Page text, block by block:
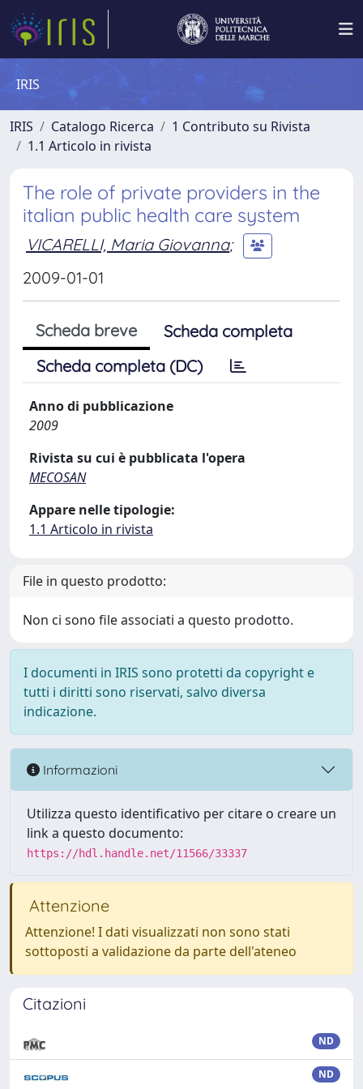
IRIS
IRIS Catalogo Ricerca
1 Contributo su Rivista
1.1 Articolo in rivista
The role of private providers in the
italian public health care system
VICARELLI, Maria Giovanna;
2009-01-01
Scheda breve
Scheda completa
Scheda completa (DC)
Anno di pubblicazione
2009
Rivista su cui è pubblicata l'opera
MECOSAN
Appare nelle tipologie:
1.1 Articolo in rivista
File in questo prodotto:
Non ci sono file associati a questo prodotto.
I documenti in IRIS sono protetti da copyright e
tutti i diritti sono riservati, salvo diversa
indicazione.
Informazioni
Utilizza questo identificativo per citare o creare un
link a questo documento:
https://hdl.handle.net/11566/33337
Attenzione
Attenzione! I dati visualizzati non sono stati
sottoposti a validazione da parte dell'ateneo
Citazioni
ND
ND